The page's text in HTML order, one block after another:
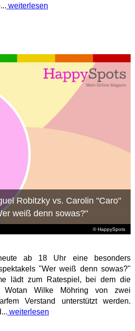
weiterlesen
© HappySpots
Robitzky vs. Carolin "Caro"
weiß denn sowas?"
heute ab 18 Uhr eine besonders
"Wer weiß denn sowas?"
lädt zum Ratespiel, bei dem die
Wotan Wilke Möhring von zwei
Verstand unterstützt werden.
weiterlesen